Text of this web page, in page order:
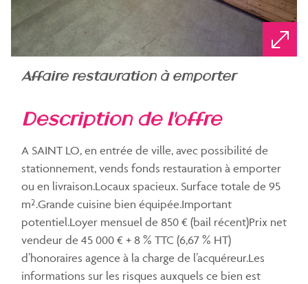
affaire restauration à emporter
description de l'offre
A SAINT LO, en entrée de ville, avec possibilité de
stationnement, vends fonds restauration à emporter
ou en livraison.Locaux spacieux. Surface totale de 95
m².Grande cuisine bien équipée.Important
potentiel.Loyer mensuel de 850 € (bail récent)Prix net
vendeur de 45 000 € + 8 % TTC (6,67 % HT)
d’honoraires agence à la charge de l’acquéreur.Les
informations sur les risques auxquels ce bien est